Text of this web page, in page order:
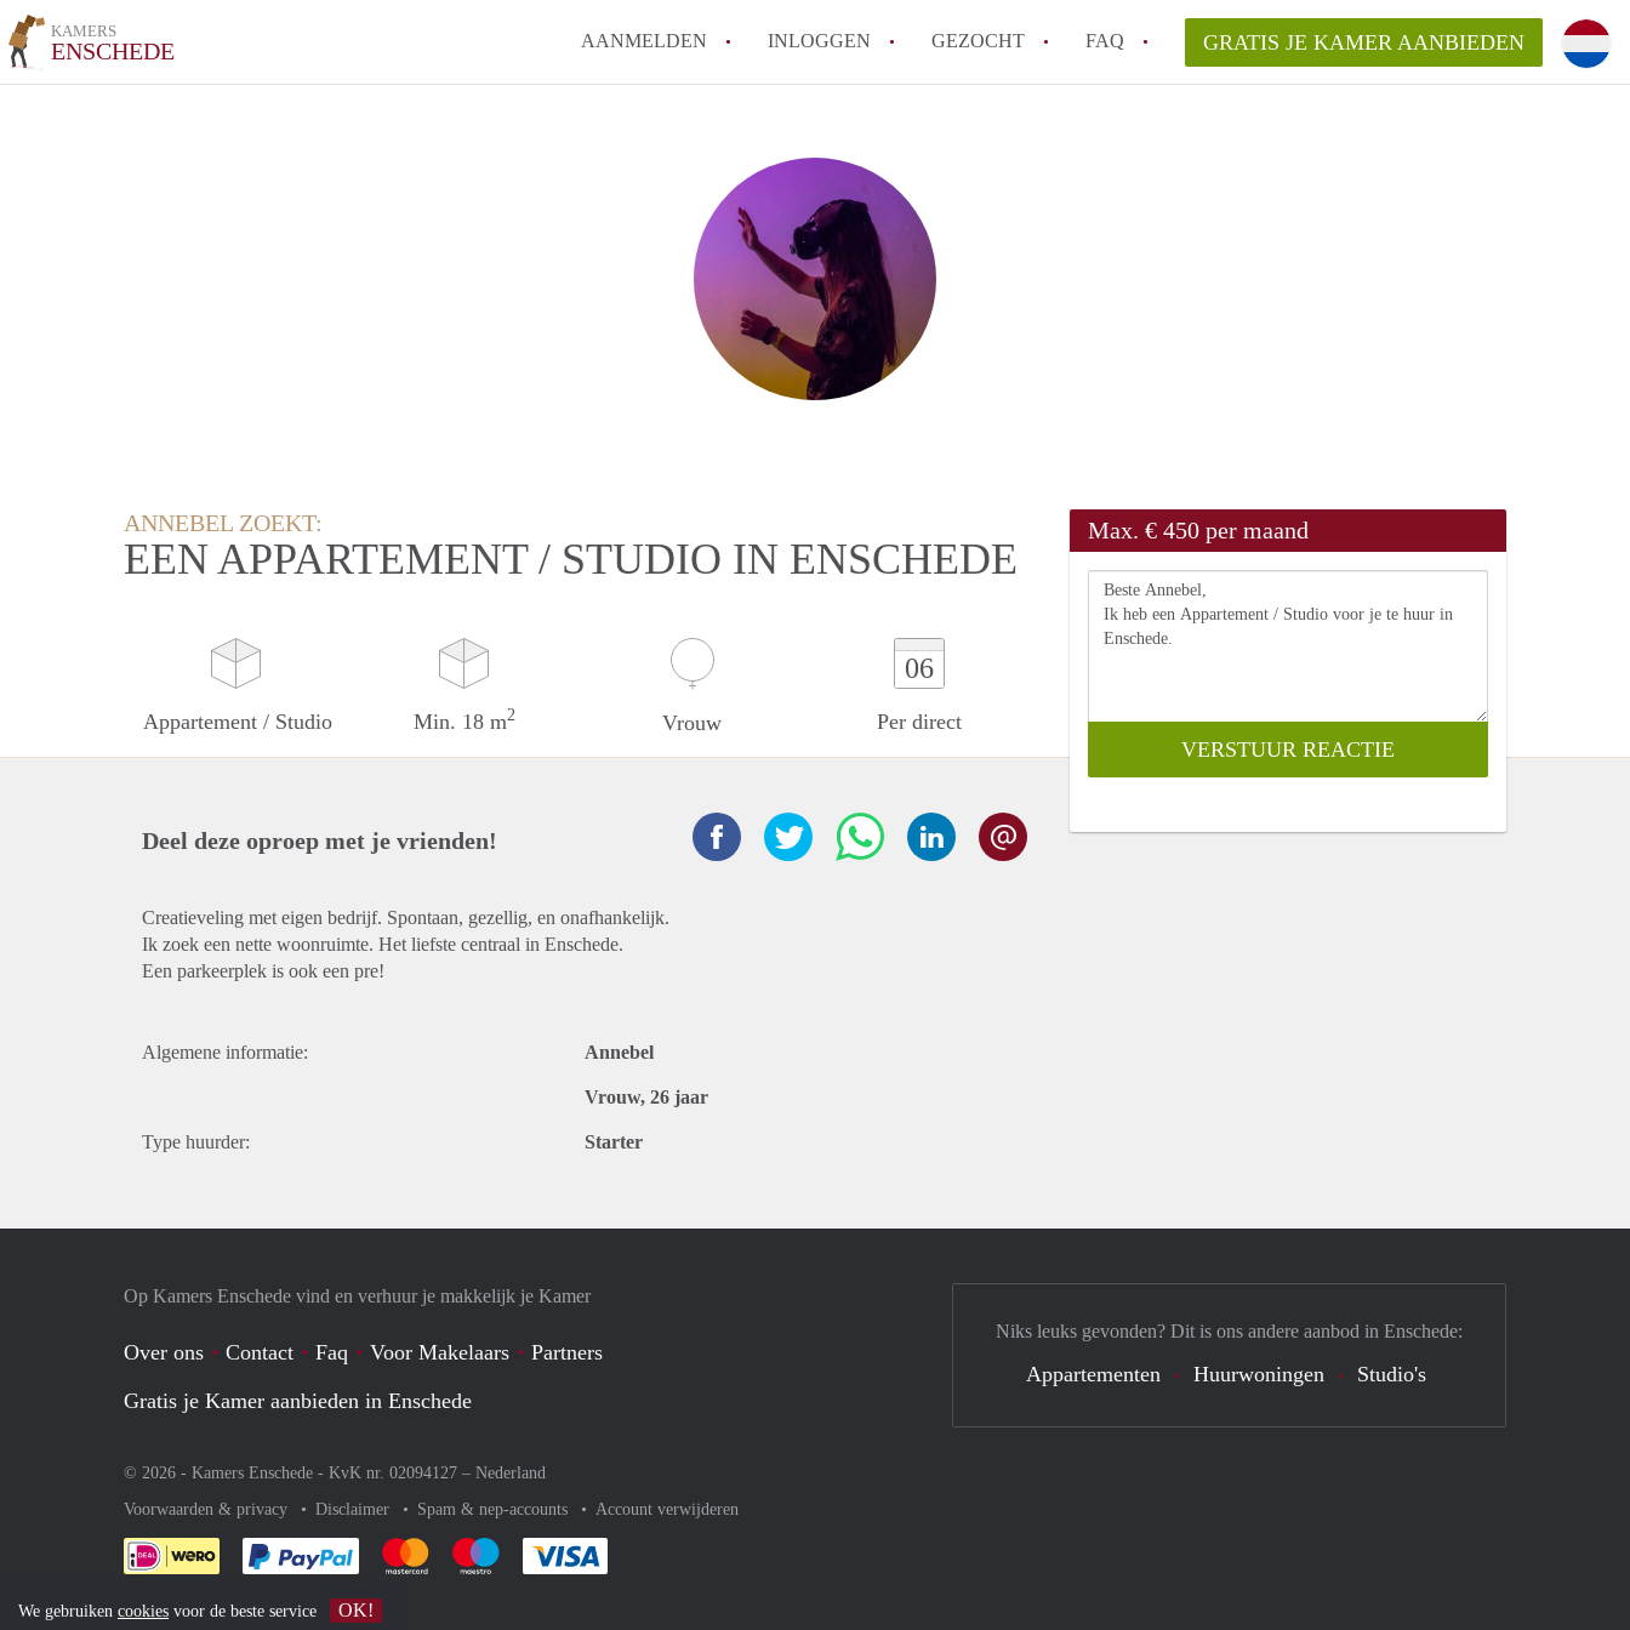
KAMERS
ENSCHEDE AANMELDEN INLOGGEN GEZOCHT FAQ
Wat is de privacyverklaring van KamersEnschede?
Berekent KamersEnschede makelaarsvergoeding/bemiddelingsvergoeding?
Is KamersEnschede verantwoordelijk voor de aangeboden Kamer / Kamers
in Enschede?
Alle veelgestelde vragen
GRATIS JE KAMER AANBIEDEN
ANNEBEL ZOEKT:
EEN APPARTEMENT / STUDIO IN ENSCHEDE
Appartement / Studio Min. 18 m2 Vrouw
06
Per direct
Max. € 450 per maand
Deel deze oproep met je vrienden!
Creatieveling met eigen bedrijf. Spontaan, gezellig, en onafhankelijk.
Ik zoek een nette woonruimte. Het liefste centraal in Enschede.
Een parkeerplek is ook een pre!
Algemene informatie: Annebel
Vrouw, 26 jaar
Type huurder: Starter
Op Kamers Enschede vind en verhuur je makkelijk je Kamer
Over ons Contact Faq Voor Makelaars
Partners
Gratis je Kamer aanbieden in Enschede
© 2026 - Kamers Enschede - KvK nr. 02094127 – Nederland
Voorwaarden & privacy
Disclaimer Spam & nep-accounts Account verwijderen
Je rekent gemakkelijk af met Paypal
Je rekent gemakkelijk af met Mastercard
Je rekent gemakkelijk af met Meastro
Niks leuks gevonden? Dit is ons andere aanbod in Enschede:
Appartementen Huurwoningen Studio's
We gebruiken cookies voor de beste service OK!